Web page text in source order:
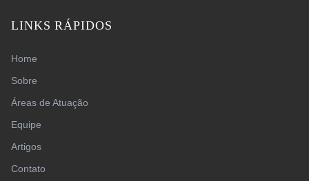
LINKS RÁPIDOS
Home
Sobre
Áreas de Atuação
Equipe
Artigos
Contato